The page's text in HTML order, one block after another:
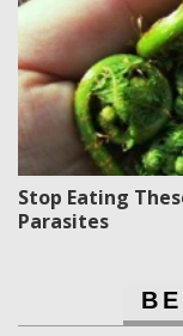
Stop Eating
Parasites